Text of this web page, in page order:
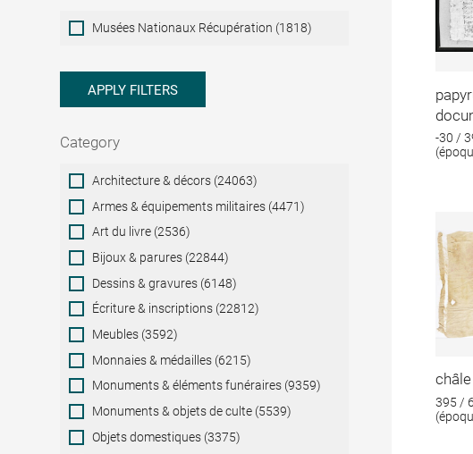
Musées
Nationaux
Musées Nationaux Récupération (1818)
APPLY FILTERS
Category
Category
Architecture & décors (24063)
Armes & équipements militaires (4471)
Art du livre (2536)
Bijoux & parures (22844)
Dessins & gravures (6148)
Écriture & inscriptions (22812)
Meubles (3592)
Monnaies & médailles (6215)
Monuments & éléments funéraires (9359)
Monuments & objets de culte (5539)
Objets domestiques (3375)
-30 /
395 /